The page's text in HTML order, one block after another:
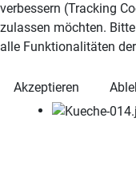
verbessern (Tracking
zulassen möchten.
alle Funktionalitäten
Akzeptieren